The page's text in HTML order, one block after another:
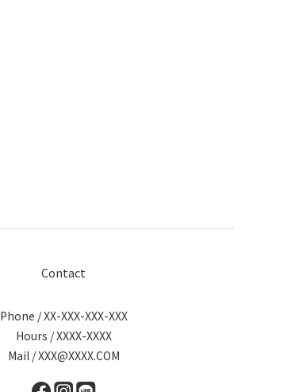
Contact
Phone / XX-XXX-XXX-XXX
Hours / XXXX-XXXX
Mail / XXX@XXXX.COM